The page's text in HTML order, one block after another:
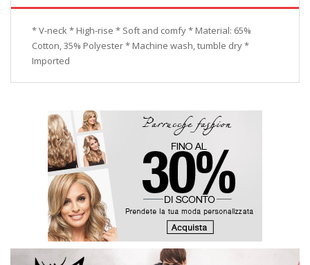
* V-neck * High-rise * Soft and comfy * Material: 65%
Cotton, 35% Polyester * Machine wash, tumble dry *
Imported